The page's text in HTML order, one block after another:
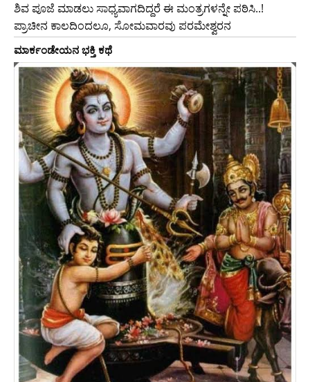
ಶಿವ ಪೂಜೆ ಮಾಡಲು ಸಾಧ್ಯವಾಗದಿದ್ದರೆ ಈ ಮಂತ್ರಗಳನ್ನೇ ಪಠಿಸಿ..!
ಪ್ರಾಚೀನ ಕಾಲದಿಂದಲೂ, ಸೋಮವಾರವು ಪರಮೇಶ್ವರನ
ಮಾರ್ಕಂಡೇಯನ ಭಕ್ತಿ ಕಥೆ